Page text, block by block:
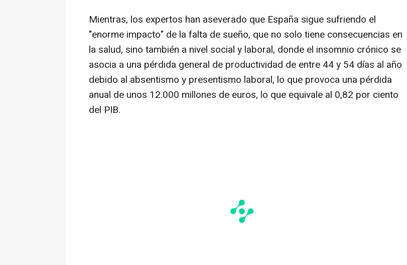
Mientras, los expertos han aseverado que España sigue sufriendo el
"enorme impacto" de la falta de sueño, que no solo tiene consecuencias en
la salud, sino también a nivel social y laboral, donde el insomnio crónico se
asocia a una pérdida general de productividad de entre 44 y 54 días al año
debido al absentismo y presentismo laboral, lo que provoca una pérdida
anual de unos 12.000 millones de euros, lo que equivale al 0,82 por ciento
del PIB.